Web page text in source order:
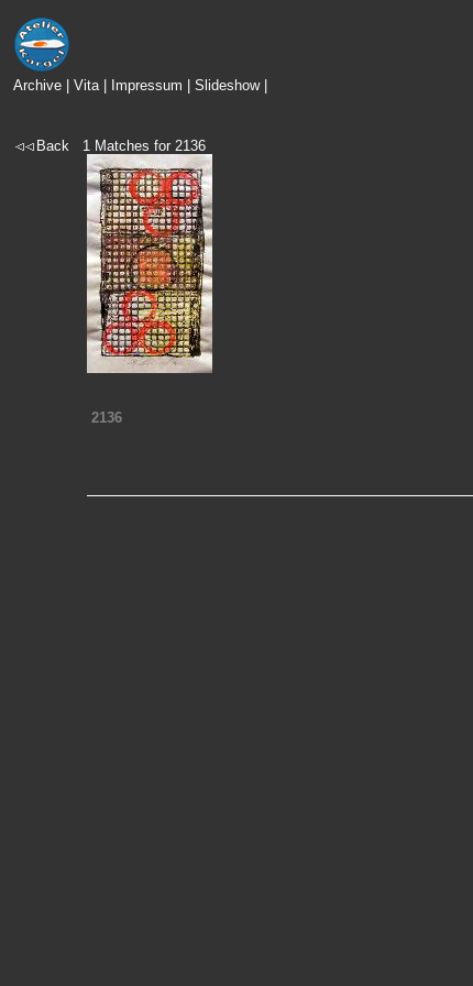
Archive Vita| Impressum Slideshow|
Back 1 Matches for 2136
2136